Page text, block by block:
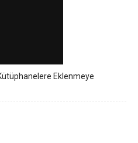
Eklenmeye